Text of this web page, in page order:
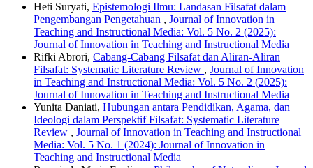
Heti Suryati, Epistemologi Ilmu: Landasan Filsafat dalam
Pengembangan Pengetahuan , Journal of Innovation in
Teaching and Instructional Media: Vol. 5 No. 2 (2025):
Journal of Innovation in Teaching and Instructional Media
Rifki Abrori, Cabang-Cabang Filsafat dan Aliran-Aliran
Filsafat: Systematic Literature Review , Journal of Innovation
in Teaching and Instructional Media: Vol. 5 No. 2 (2025):
Journal of Innovation in Teaching and Instructional Media
Yunita Daniati, Hubungan antara Pendidikan, Agama, dan
Ideologi dalam Perspektif Filsafat: Systematic Literature
Review , Journal of Innovation in Teaching and Instructional
Media: Vol. 5 No. 1 (2024): Journal of Innovation in
Teaching and Instructional Media